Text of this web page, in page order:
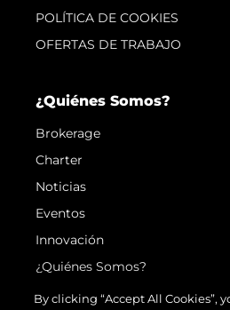
POLÍTICA DE COOKIES
OFERTAS DE TRABAJO
¿Quiénes Somos?
Brokerage
Charter
Noticias
Eventos
Innovación
¿Quiénes Somos?
El Equipo
By clicking “Accept All Cookies”,